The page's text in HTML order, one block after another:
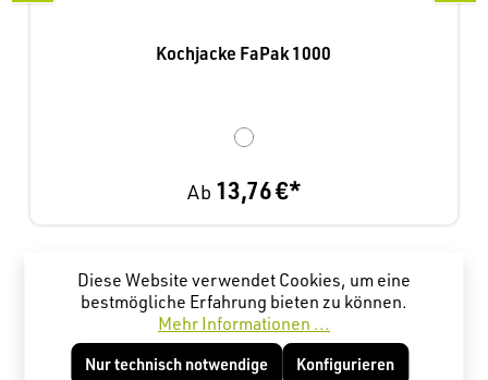
Kochjacke FaPak 1000
Ab 13,76 €*
Kunden haben sich ebenfalls angesehen
Diese Website verwendet Cookies, um eine
bestmögliche Erfahrung bieten zu können.
Mehr Informationen ...
Nur technisch notwendige Konfigurieren